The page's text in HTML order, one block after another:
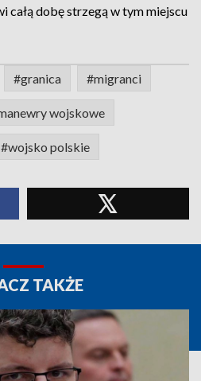
całą dobę strzegą w tym miejscu
#granica #migranci
wojskowe
#wojsko polskie
TAKŻE